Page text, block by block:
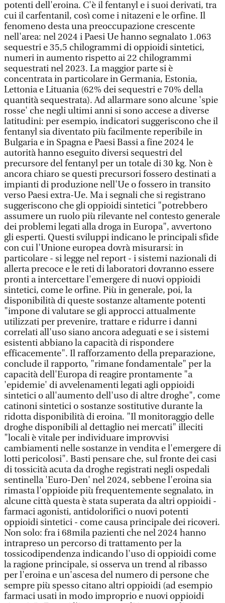
potenti dell'eroina. C'è il fentanyl e i suoi derivati, tra
cui il carfentanil, così come i nitazeni e le orfine. Il
fenomeno desta una preoccupazione crescente
nell'area: nel 2024 i Paesi Ue hanno segnalato 1.063
sequestri e 35,5 chilogrammi di oppioidi sintetici,
numeri in aumento rispetto ai 22 chilogrammi
sequestrati nel 2023. La maggior parte si è
concentrata in particolare in Germania, Estonia,
Lettonia e Lituania (62% dei sequestri e 70% della
quantità sequestrata). Ad allarmare sono alcune 'spie
rosse' che negli ultimi anni si sono accese a diverse
latitudini: per esempio, indicatori suggeriscono che il
fentanyl sia diventato più facilmente reperibile in
Bulgaria e in Spagna e Paesi Bassi a fine 2024 le
autorità hanno eseguito diversi sequestri del
precursore del fentanyl per un totale di 30 kg. Non è
ancora chiaro se questi precursori fossero destinati a
impianti di produzione nell'Ue o fossero in transito
verso Paesi extra-Ue. Ma i segnali che si registrano
suggeriscono che gli oppioidi sintetici "potrebbero
assumere un ruolo più rilevante nel contesto generale
dei problemi legati alla droga in Europa", avvertono
gli esperti. Questi sviluppi indicano le principali sfide
con cui l'Unione europea dovrà misurarsi: in
particolare - si legge nel report - i sistemi nazionali di
allerta precoce e le reti di laboratori dovranno essere
pronti a intercettare l'emergere di nuovi oppioidi
sintetici, come le orfine. Più in generale, poi, la
disponibilità di queste sostanze altamente potenti
"impone di valutare se gli approcci attualmente
utilizzati per prevenire, trattare e ridurre i danni
correlati all'uso siano ancora adeguati e se i sistemi
esistenti abbiano la capacità di rispondere
efficacemente". Il rafforzamento della preparazione,
conclude il rapporto, "rimane fondamentale" per la
capacità dell'Europa di reagire prontamente "a
'epidemie' di avvelenamenti legati agli oppioidi
sintetici o all'aumento dell'uso di altre droghe", come
catinoni sintetici o sostanze sostitutive durante la
ridotta disponibilità di eroina. "Il monitoraggio delle
droghe disponibili al dettaglio nei mercati" illeciti
"locali è vitale per individuare improvvisi
cambiamenti nelle sostanze in vendita e l'emergere di
lotti pericolosi". Basti pensare che, sul fronte dei casi
di tossicità acuta da droghe registrati negli ospedali
sentinella 'Euro-Den' nel 2024, sebbene l'eroina sia
rimasta l'oppioide più frequentemente segnalato, in
alcune città questa è stata superata da altri oppioidi -
farmaci agonisti, antidolorifici o nuovi potenti
oppioidi sintetici - come causa principale dei ricoveri.
Non solo: fra i 68mila pazienti che nel 2024 hanno
intrapreso un percorso di trattamento per la
tossicodipendenza indicando l'uso di oppioidi come
la ragione principale, si osserva un trend al ribasso
per l'eroina e un'ascesa del numero di persone che
sempre più spesso citano altri oppioidi (ad esempio
farmaci usati in modo improprio e nuovi oppioidi